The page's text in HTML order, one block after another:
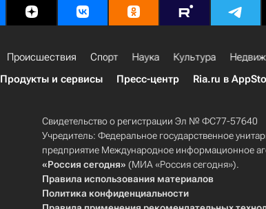
Происшествия Спорт Наука Культура
Продукты и сервисы Пресс-центр Ria.ru в
Свидетельство о регистрации Эл № ФС77-57640
Учредитель: Федеральное государственное
предприятие Международное информационное
«Россия сегодня» (МИА «Россия сегодня»).
Правила использования материалов
Политика конфиденциальности